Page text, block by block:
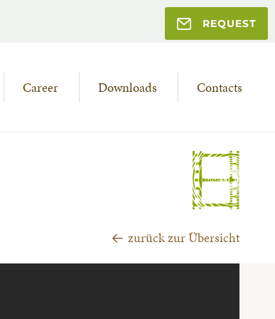
REQUEST
Career Downloads Contacts
zurück zur Übersicht